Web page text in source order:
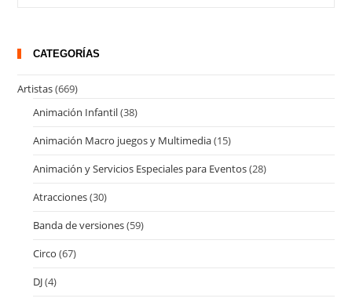
CATEGORÍAS
Artistas(669)
Animación Infantil(38)
Animación Macro juegos y Multimedia(15)
Animación y Servicios Especiales para Eventos(28)
Atracciones(30)
Banda de versiones(59)
Circo (67)
DJ(4)